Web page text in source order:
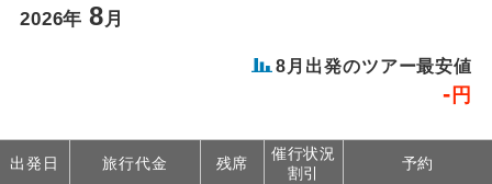
2026年 8月
8月出発のツアー最安値
- 円
出発日 旅行代金 残席
催行状況
割引
予約